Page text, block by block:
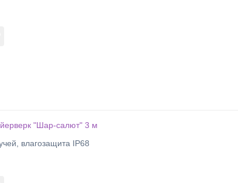
"Шар-салют" 3 м
влагозащита IP68